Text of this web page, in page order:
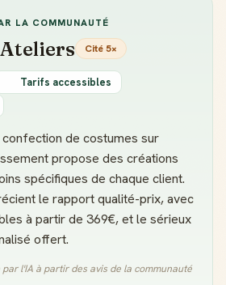
LA COMMUNAUTÉ
Cité 5×
Tarifs accessibles
confection de costumes sur
propose des créations
spécifiques de chaque client.
le rapport qualité-prix, avec
à partir de 369€, et le sérieux
offert.
l'IA à partir des avis de la communauté